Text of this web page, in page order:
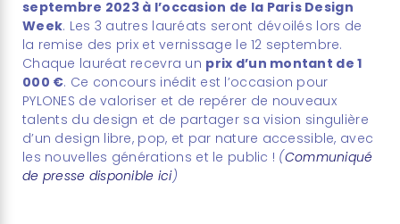
septembre 2023 à l’occasion de la Paris Design
Week. Les 3 autres lauréats seront dévoilés lors de
la remise des prix et vernissage le 12 septembre.
Chaque lauréat recevra un prix d’un montant de 1
000 €. Ce concours inédit est l’occasion pour
PYLONES de valoriser et de repérer de nouveaux
talents du design et de partager sa vision singulière
d’un design libre, pop, et par nature accessible, avec
les nouvelles générations et le public ! (Communiqué
de presse disponible ici)